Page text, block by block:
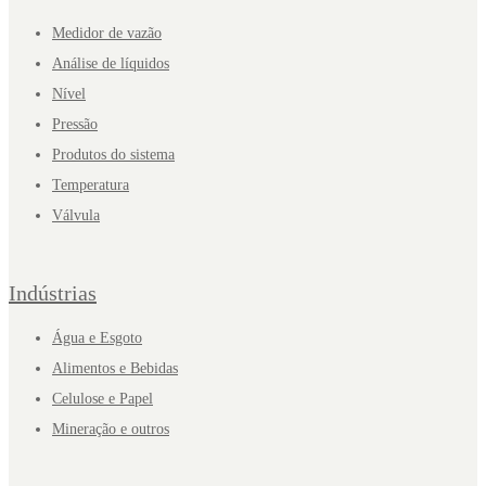
Medidor de vazão
Análise de líquidos
Nível
Pressão
Produtos do sistema
Temperatura
Válvula
Indústrias
Água e Esgoto
Alimentos e Bebidas
Celulose e Papel
Mineração e outros